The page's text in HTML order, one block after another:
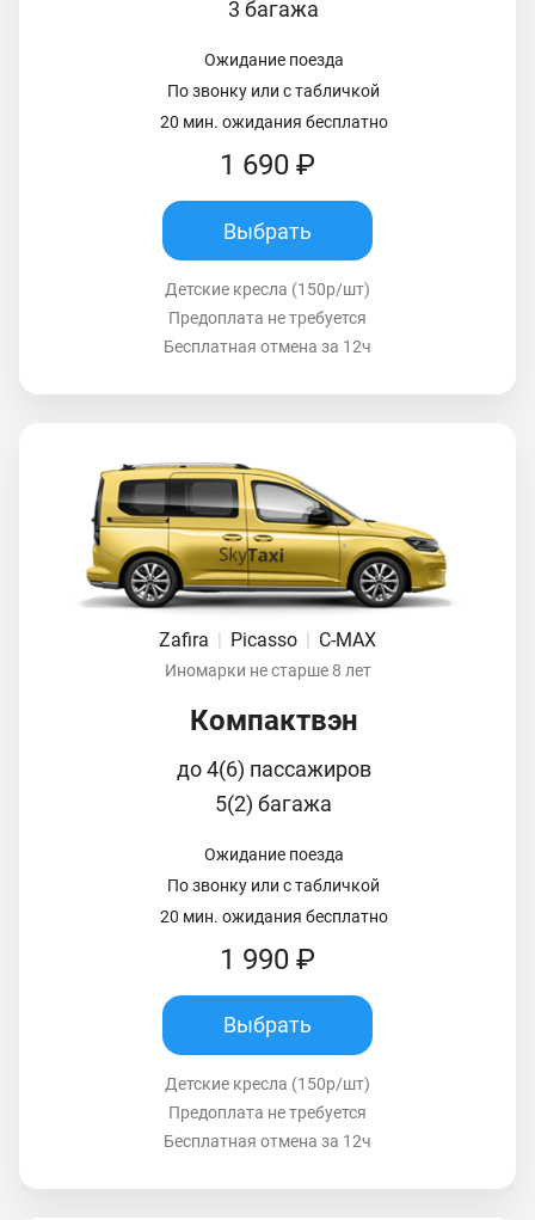
3 багажа
Ожидание поезда
По звонку или с табличкой
20 мин. ожидания бесплатно
1 690 ₽
Выбрать
Детские кресла (150р/шт)
Предоплата не требуется
Бесплатная отмена за 12ч
Zafira | Picasso | C-MAX
Иномарки не старше 8 лет
Компактвэн
до 4(6) пассажиров
5(2) багажа
Ожидание поезда
По звонку или с табличкой
20 мин. ожидания бесплатно
1 990 ₽
Выбрать
Детские кресла (150р/шт)
Предоплата не требуется
Бесплатная отмена за 12ч